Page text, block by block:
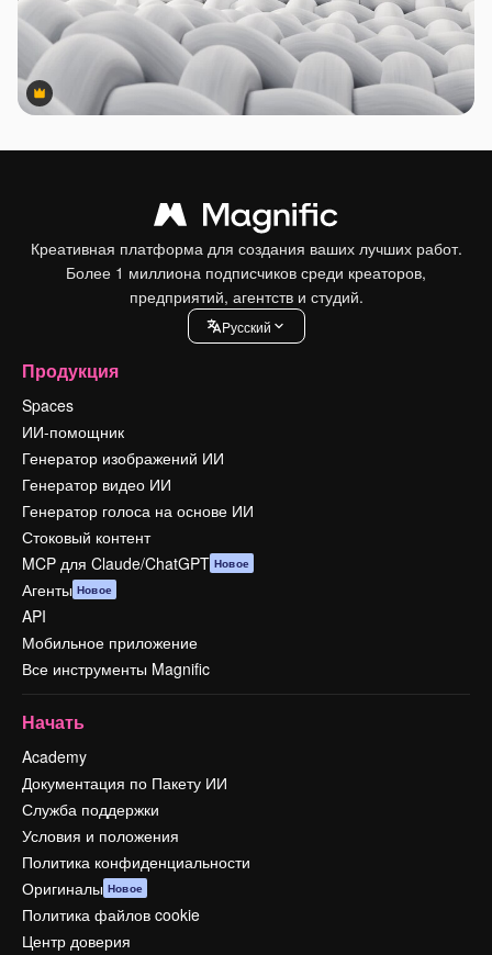
Premium
Premium
Креативная платформа для создания ваших лучших работ.
Более 1 миллиона подписчиков среди креаторов,
предприятий, агентств и студий.
Pусский
Продукция
Spaces
ИИ-помощник
Генератор изображений ИИ
Генератор видео ИИ
Генератор голоса на основе ИИ
Стоковый контент
MCP для Claude/ChatGPT Новое
Агенты Новое
API
Мобильное приложение
Все инструменты Magnific
Начать
Academy
Документация по Пакету ИИ
Служба поддержки
Условия и положения
Политика конфиденциальности
Оригиналы Новое
Политика файлов cookie
Центр доверия